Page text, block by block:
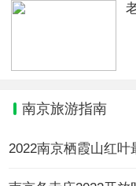
南京旅游指南